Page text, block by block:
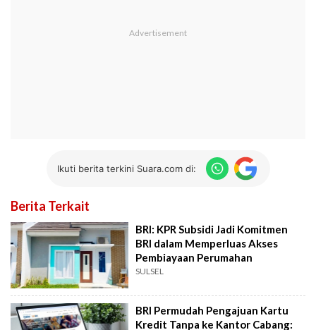
Ikuti berita terkini Suara.com di:
Berita Terkait
BRI: KPR Subsidi Jadi Komitmen
BRI dalam Memperluas Akses
Pembiayaan Perumahan
SULSEL
BRI Permudah Pengajuan Kartu
Kredit Tanpa ke Kantor Cabang: